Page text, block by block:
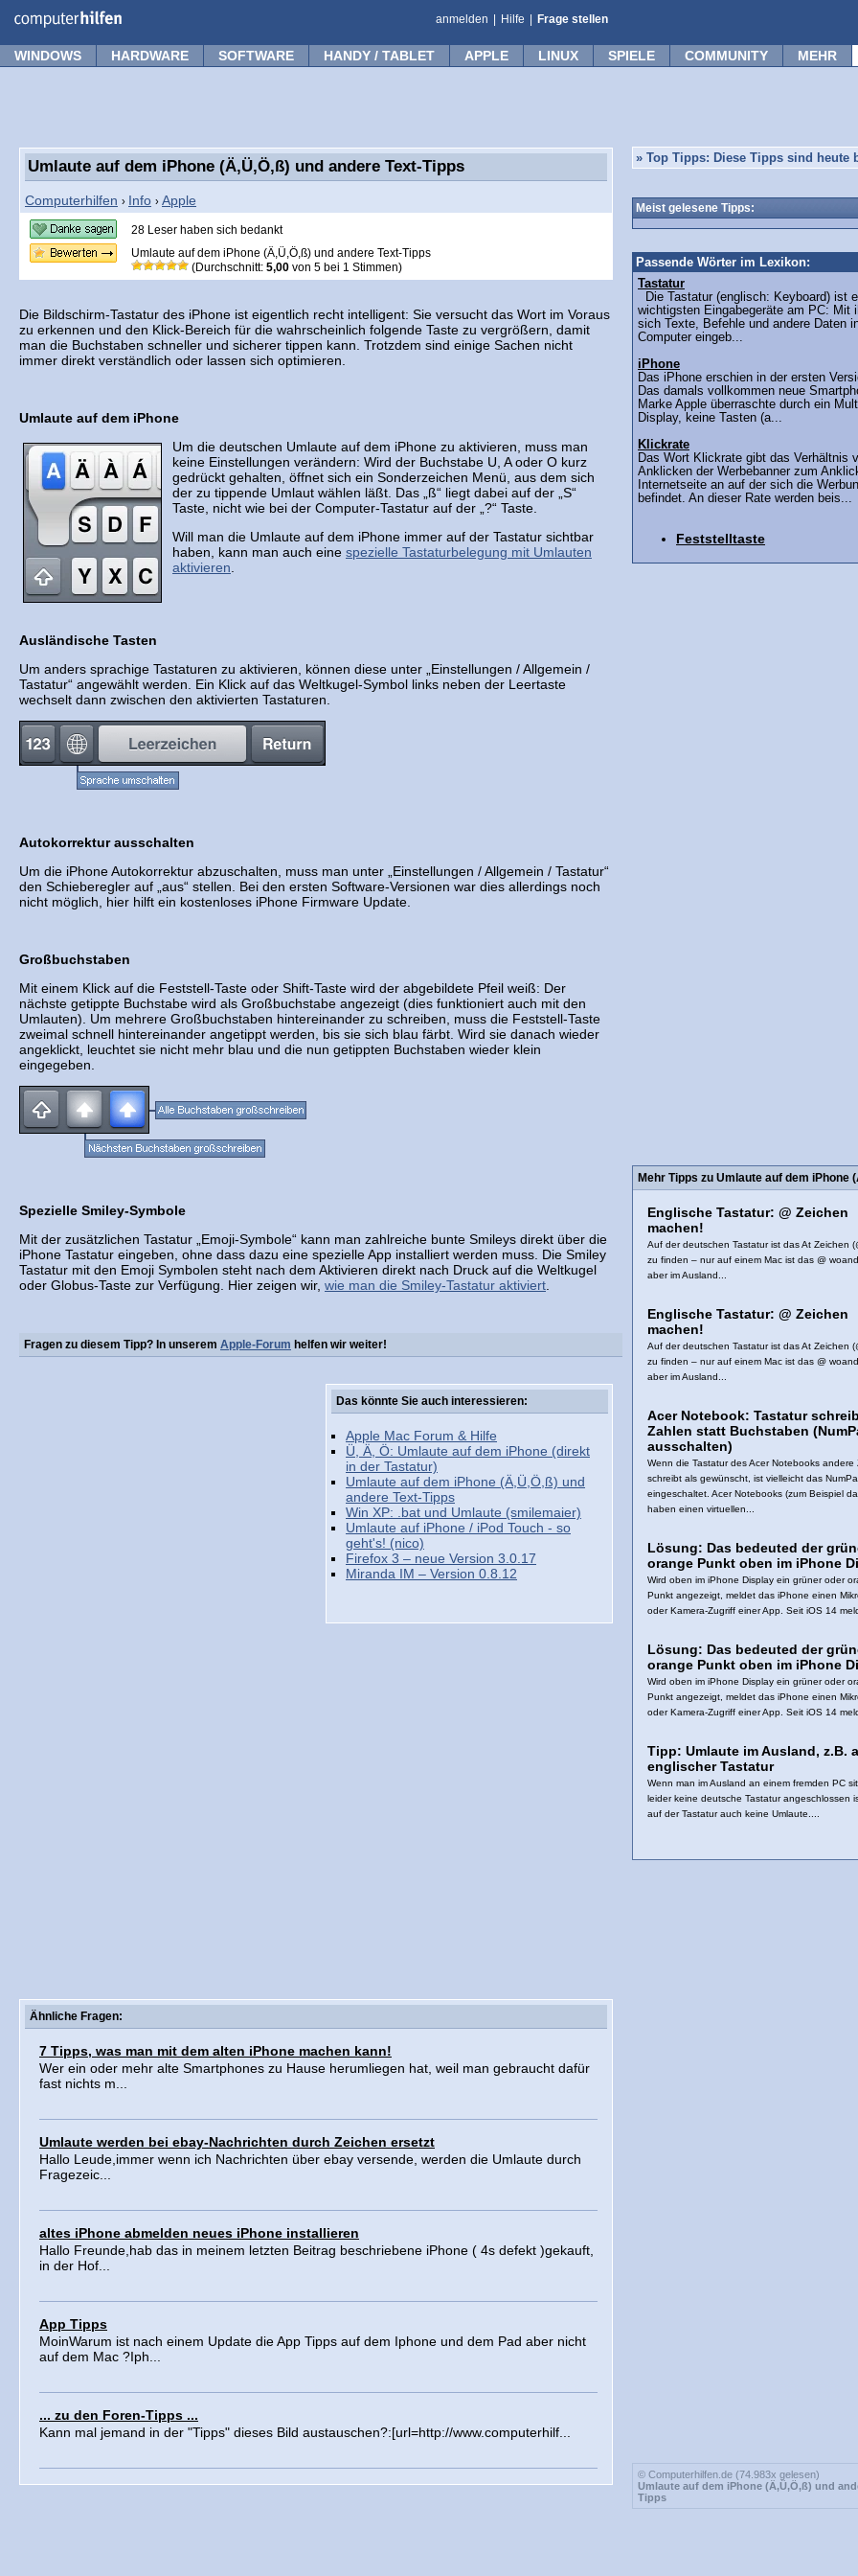
anmelden Hilfe Frage stellen
WINDOWS HARDWARE SOFTWARE HANDY / TABLET APPLE LINUX SPIELE COMMUNITY MEHR
Umlaute auf dem iPhone (Ä,Ü,Ö,ß) und andere Text-Tipps
Computerhilfen › Info › Apple
28 Leser haben sich bedankt
Umlaute auf dem iPhone (Ä,Ü,Ö,ß) und andere Text-Tipps
(Durchschnitt: 5,00 von 5 bei 1 Stimmen)
Die Bildschirm-Tastatur des iPhone ist eigentlich recht intelligent: Sie versucht das Wort im Voraus
zu erkennen und den Klick-Bereich für die wahrscheinlich folgende Taste zu vergrößern, damit
man die Buchstaben schneller und sicherer tippen kann. Trotzdem sind einige Sachen nicht
immer direkt verständlich oder lassen sich optimieren.
Umlaute auf dem iPhone
Um die deutschen Umlaute auf dem iPhone zu aktivieren, muss man
keine Einstellungen verändern: Wird der Buchstabe U, A oder O kurz
gedrückt gehalten, öffnet sich ein Sonderzeichen Menü, aus dem sich
der zu tippende Umlaut wählen läßt. Das „ß“ liegt dabei auf der „S“
Taste, nicht wie bei der Computer-Tastatur auf der „?“ Taste.
Will man die Umlaute auf dem iPhone immer auf der Tastatur sichtbar
haben, kann man auch eine spezielle Tastaturbelegung mit Umlauten
aktivieren
Ausländische Tasten
Um anders sprachige Tastaturen zu aktivieren, können diese unter „Einstellungen / Allgemein /
Tastatur“ angewählt werden. Ein Klick auf das Weltkugel-Symbol links neben der Leertaste
wechselt dann zwischen den aktivierten Tastaturen.
Autokorrektur ausschalten
Um die iPhone Autokorrektur abzuschalten, muss man unter „Einstellungen / Allgemein / Tastatur“
den Schieberegler auf „aus“ stellen. Bei den ersten Software-Versionen war dies allerdings noch
nicht möglich, hier hilft ein kostenloses iPhone Firmware Update.
Großbuchstaben
Mit einem Klick auf die Feststell-Taste oder Shift-Taste wird der abgebildete Pfeil weiß: Der
nächste getippte Buchstabe wird als Großbuchstabe angezeigt (dies funktioniert auch mit den
Umlauten). Um mehrere Großbuchstaben hintereinander zu schreiben, muss die Feststell-Taste
zweimal schnell hintereinander angetippt werden, bis sie sich blau färbt. Wird sie danach wieder
angeklickt, leuchtet sie nicht mehr blau und die nun getippten Buchstaben wieder klein
eingegeben.
Spezielle Smiley-Symbole
Mit der zusätzlichen Tastatur „Emoji-Symbole“ kann man zahlreiche bunte Smileys direkt über die
iPhone Tastatur eingeben, ohne dass dazu eine spezielle App installiert werden muss. Die Smiley
Tastatur mit den Emoji Symbolen steht nach dem Aktivieren direkt nach Druck auf die Weltkugel
oder Globus-Taste zur Verfügung. Hier zeigen wir, wie man die Smiley-Tastatur aktiviert.
Fragen zu diesem Tipp? In unserem Apple-Forum helfen wir weiter!
Das könnte Sie auch interessieren:
Apple Mac Forum & Hilfe
Ü, Ä, Ö: Umlaute auf dem iPhone (direkt
in der Tastatur)
Umlaute auf dem iPhone (Ä,Ü,Ö,ß) und
andere Text-Tipps
Win XP: .bat und Umlaute (smilemaier)
Umlaute auf iPhone / iPod Touch - so
geht's! (nico)
Firefox 3 – neue Version 3.0.17
Miranda IM – Version 0.8.12
Ähnliche Fragen:
7 Tipps, was man mit dem alten iPhone machen kann!
Wer ein oder mehr alte Smartphones zu Hause herumliegen hat, weil man gebraucht dafür
fast nichts m...
Umlaute werden bei ebay-Nachrichten durch Zeichen ersetzt
Hallo Leude,immer wenn ich Nachrichten über ebay versende, werden die Umlaute durch
Fragezeic...
altes iPhone abmelden neues iPhone installieren
Hallo Freunde,hab das in meinem letzten Beitrag beschriebene iPhone ( 4s defekt )gekauft,
in der Hof...
App Tipps
MoinWarum ist nach einem Update die App Tipps auf dem Iphone und dem Pad aber nicht
auf dem Mac ?Iph...
... zu den Foren-Tipps ...
Kann mal jemand in der "Tipps" dieses Bild austauschen?:[url=http://www.computerhilf...
» Top Tipps: Diese Tipps sind heute
Meist gelesene Tipps:
Passende Wörter im Lexikon:
Tastatur
Die Tastatur (englisch: Keyboard) ist
wichtigsten Eingabegeräte am PC: Mit
sich Texte, Befehle und andere Daten
Computer eingeb...
iPhone
Das iPhone erschien in der ersten
Das damals vollkommen neue
Marke Apple überraschte durch ein
Display, keine Tasten (a...
Klickrate
Das Wort Klickrate gibt das Verhältnis
Anklicken der Werbebanner zum
Internetseite an auf der sich die
befindet. An dieser Rate werden beis...
Feststelltaste
Mehr Tipps zu Umlaute auf dem iPhone
Englische Tastatur: @ Zeichen
machen!
Auf der deutschen Tastatur ist das At Zeichen
zu finden – nur auf einem Mac ist das @
aber im Ausland...
Englische Tastatur: @ Zeichen
machen!
Auf der deutschen Tastatur ist das At Zeichen
zu finden – nur auf einem Mac ist das @
aber im Ausland...
Acer Notebook: Tastatur
Zahlen statt Buchstaben
ausschalten)
Wenn die Tastatur des Acer Notebooks andere
schreibt als gewünscht, ist vielleicht das
eingeschaltet. Acer Notebooks (zum Beispiel
haben einen virtuellen...
Lösung: Das bedeuted der
orange Punkt oben im iPhone
Wird oben im iPhone Display ein grüner oder
Punkt angezeigt, meldet das iPhone einen
oder Kamera-Zugriff einer App. Seit iOS 14
Lösung: Das bedeuted der
orange Punkt oben im iPhone
Wird oben im iPhone Display ein grüner oder
Punkt angezeigt, meldet das iPhone einen
oder Kamera-Zugriff einer App. Seit iOS 14
Tipp: Umlaute im Ausland, z.B.
englischer Tastatur
Wenn man im Ausland an einem fremden PC
leider keine deutsche Tastatur angeschlossen
auf der Tastatur auch keine Umlaute....
© Computerhilfen.de (74.983x gelesen)
Umlaute auf dem iPhone (Ä,Ü,Ö,ß) und
Tipps